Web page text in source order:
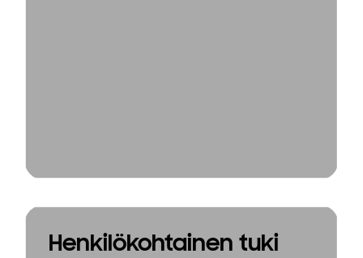
Henkilökohtainen tuki